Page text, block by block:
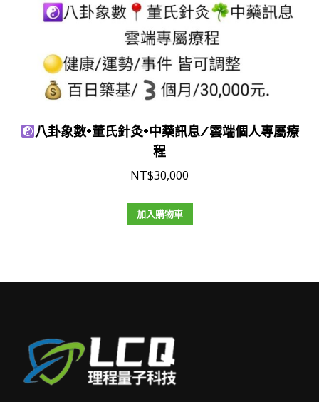
八卦象數+董氏針灸+中藥訊息/雲端個人專屬療
程
NT$30,000
加入購物車